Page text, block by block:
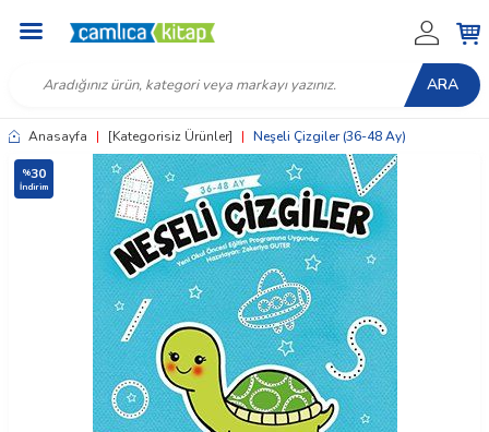
ARA
Anasayfa | [Kategorisiz Ürünler] | Neşeli Çizgiler (36-48 Ay)
%30
İndirim